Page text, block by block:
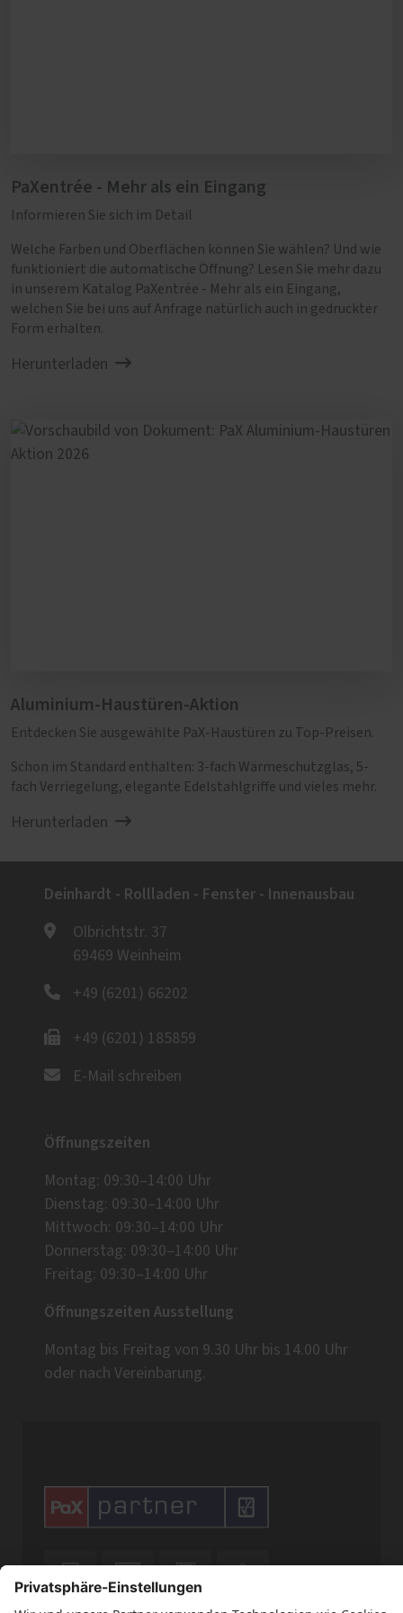
PaXentrée - Mehr als ein Eingang
Informieren Sie sich im Detail
Welche Farben und Oberflächen können Sie wählen? Und wie
funktioniert die automatische Öffnung? Lesen Sie mehr dazu
in unserem Katalog PaXentrée - Mehr als ein Eingang,
welchen Sie bei uns auf Anfrage natürlich auch in gedruckter
Form erhalten.
Herunterladen
Aluminium-Haustüren-Aktion
Entdecken Sie ausgewählte PaX-Haustüren zu Top-Preisen.
Schon im Standard enthalten: 3-fach Wärmeschutzglas, 5-
fach Verriegelung, elegante Edelstahlgriffe und vieles mehr.
Herunterladen
Deinhardt - Rollladen - Fenster - Innenausbau
Olbrichtstr. 37
69469 Weinheim
+49 (6201) 66202
+49 (6201) 185859
E-Mail schreiben
Öffnungszeiten
Montag: 09:30–14:00 Uhr
Dienstag: 09:30–14:00 Uhr
Mittwoch: 09:30–14:00 Uhr
Donnerstag: 09:30–14:00 Uhr
Freitag: 09:30–14:00 Uhr
Öffnungszeiten Ausstellung
Montag bis Freitag von 9.30 Uhr bis 14.00 Uhr
oder nach Vereinbarung.
 